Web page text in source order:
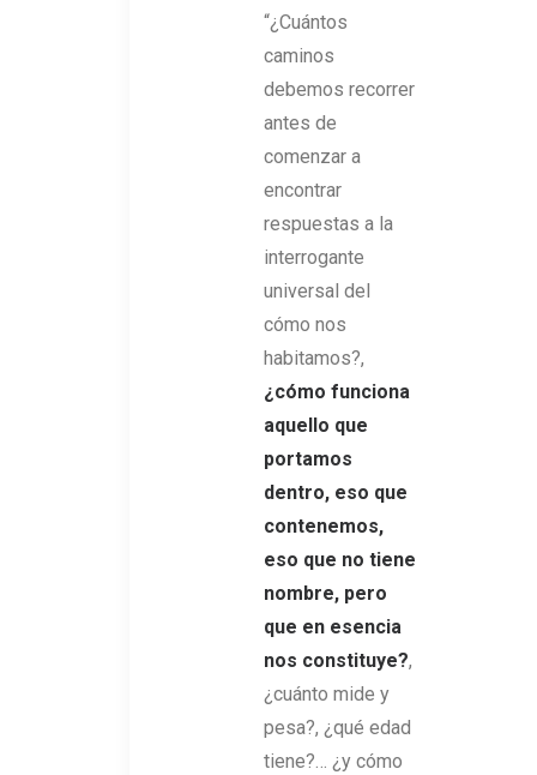
“¿Cuántos
caminos
debemos recorrer
antes de
comenzar a
encontrar
respuestas a la
interrogante
universal del
cómo nos
habitamos?,
¿cómo funciona
aquello que
portamos
dentro, eso que
contenemos,
eso que no tiene
nombre, pero
que en esencia
nos constituye?,
¿cuánto mide y
pesa?, ¿qué edad
tiene?… ¿y cómo